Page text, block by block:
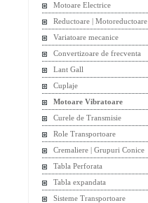
Motoare Electrice
Reductoare | Motoreductoare
Variatoare mecanice
Convertizoare de frecventa
Lant Gall
Cuplaje
Motoare Vibratoare
Curele de Transmisie
Role Transportoare
Cremaliere | Grupuri Conice
Tabla Perforata
Tabla expandata
Sisteme Transportoare